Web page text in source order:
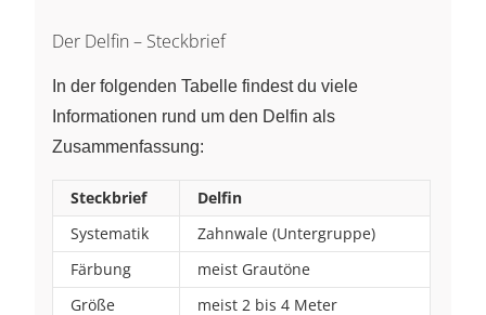
Der Delfin – Steckbrief
In der folgenden Tabelle findest du viele
Informationen rund um den Delfin als
Zusammenfassung:
Steckbrief
Delfin
Systematik
Zahnwale (Untergruppe)
Färbung
meist Grautöne
Größe
meist 2 bis 4 Meter